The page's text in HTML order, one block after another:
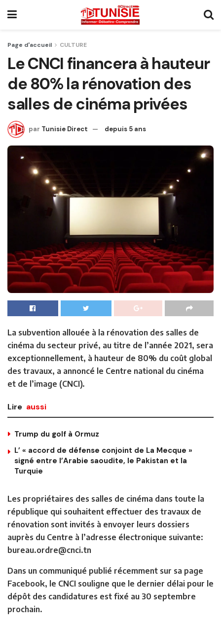
Page d'accueil CULTURE
Le CNCI financera à hauteur
de 80% la rénovation des
salles de cinéma privées
par Tunisie Direct depuis 5 ans
La subvention allouée à la rénovation des salles de
cinéma du secteur privé, au titre de l’année 2021, sera
exceptionnellement, à hauteur de 80% du coût global
des travaux, a annoncé le Centre national du cinéma
et de l’image (CNCI).
Lire aussi
Trump du golf à Ormuz
L’ « accord de défense conjoint de La Mecque »
signé entre l’Arabie saoudite, le Pakistan et la
Turquie
Les propriétaires des salles de cinéma dans toute la
république qui souhaitent effectuer des travaux de
rénovation sont invités à envoyer leurs dossiers
auprès du Centre à l’adresse électronique suivante:
bureau.ordre@cnci.tn
Dans un communiqué publié récemment sur sa page
Facebook, le CNCI souligne que le dernier délai pour le
dépôt des candidatures est fixé au 30 septembre
prochain.